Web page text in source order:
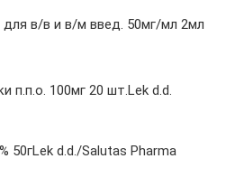
для в/в и в/м введ. 50мг/мл 2мл
п.п.о. 100мг 20 шт.Lek d.d.
50гLek d.d./Salutas Pharma